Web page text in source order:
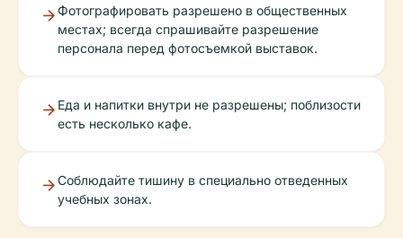
Фотографировать разрешено в общественных
местах; всегда спрашивайте разрешение
персонала перед фотосъемкой выставок.
Еда и напитки внутри не разрешены; поблизости
есть несколько кафе.
Соблюдайте тишину в специально отведенных
учебных зонах.